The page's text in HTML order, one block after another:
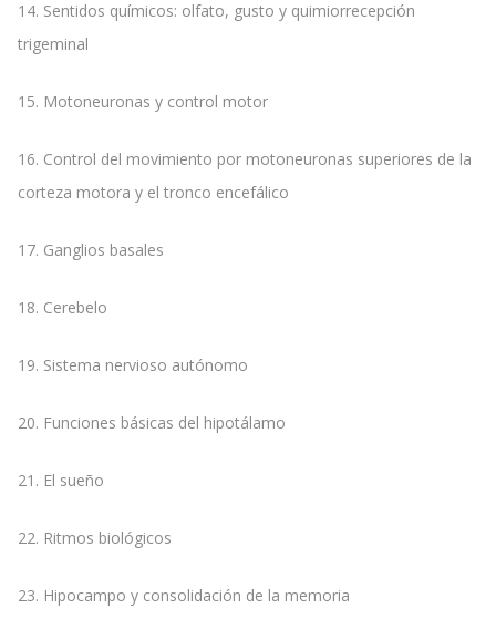
14. Sentidos químicos: olfato, gusto y quimiorrecepción
trigeminal
15. Motoneuronas y control motor
16. Control del movimiento por motoneuronas superiores de la
corteza motora y el tronco encefálico
17. Ganglios basales
18. Cerebelo
19. Sistema nervioso autónomo
20. Funciones básicas del hipotálamo
21. El sueño
22. Ritmos biológicos
23. Hipocampo y consolidación de la memoria